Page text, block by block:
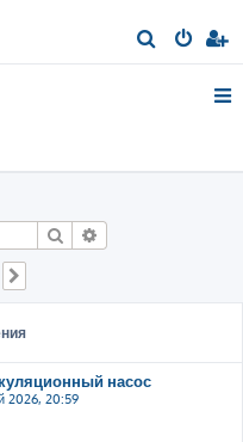
о
Поиск
насос
2026, 20:59